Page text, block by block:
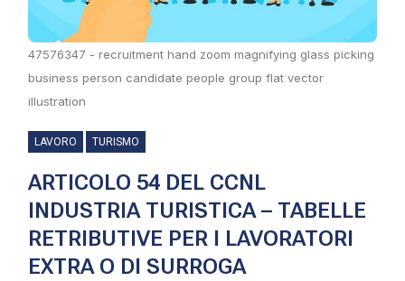
47576347 - recruitment hand zoom magnifying glass picking
business person candidate people group flat vector
illustration
LAVORO TURISMO
ARTICOLO 54 DEL CCNL
INDUSTRIA TURISTICA – TABELLE
RETRIBUTIVE PER I LAVORATORI
EXTRA O DI SURROGA